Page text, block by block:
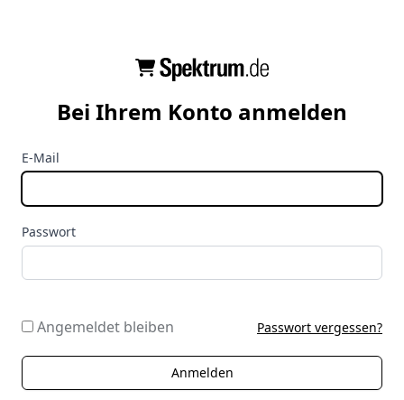
Bei Ihrem Konto anmelden
E-Mail
Passwort
Angemeldet bleiben Passwort vergessen?